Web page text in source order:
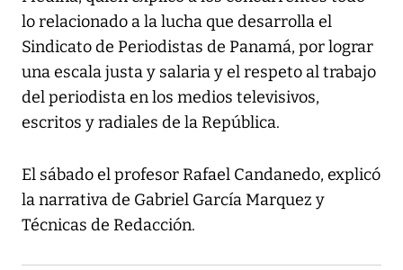
lo relacionado a la lucha que desarrolla el
Sindicato de Periodistas de Panamá, por lograr
una escala justa y salaria y el respeto al trabajo
del periodista en los medios televisivos,
escritos y radiales de la República.
El sábado el profesor Rafael Candanedo, explicó
la narrativa de Gabriel García Marquez y
Técnicas de Redacción.